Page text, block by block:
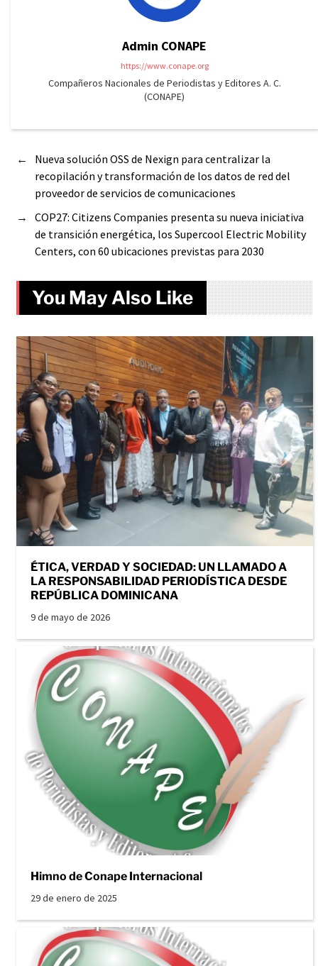
Admin CONAPE
https://www.conape.org
Compañeros Nacionales de Periodistas y Editores A. C.
(CONAPE)
←
Nueva solución OSS de Nexign para centralizar la
recopilación y transformación de los datos de red del
proveedor de servicios de comunicaciones
→
COP27: Citizens Companies presenta su nueva iniciativa
de transición energética, los Supercool Electric Mobility
Centers, con 60 ubicaciones previstas para 2030
You May Also Like
ÉTICA, VERDAD Y SOCIEDAD: UN LLAMADO A
LA RESPONSABILIDAD PERIODÍSTICA DESDE
REPÚBLICA DOMINICANA
9 de mayo de 2026
Himno de Conape Internacional
29 de enero de 2025